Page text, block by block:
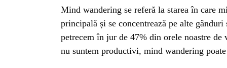
Mind wandering se referă la starea în care
principală și se concentrează pe alte
petrecem în jur de 47% din orele noastre de
nu suntem productivi, mind wandering